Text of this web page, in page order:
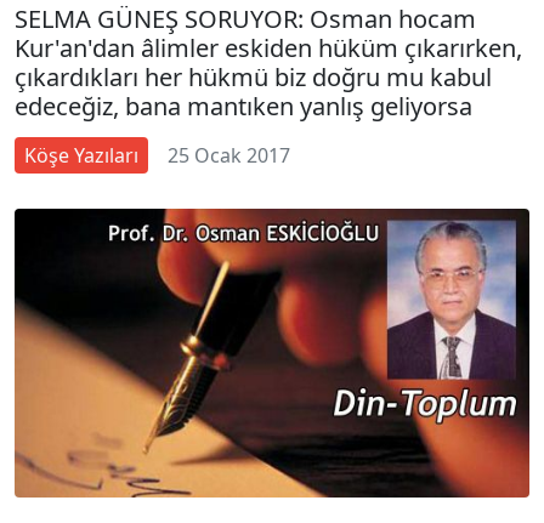
SELMA GÜNEŞ SORUYOR: Osman hocam
Kur'an'dan âlimler eskiden hüküm çıkarırken,
çıkardıkları her hükmü biz doğru mu kabul
edeceğiz, bana mantıken yanlış geliyorsa
Köşe Yazıları 25 Ocak 2017